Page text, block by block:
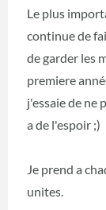
Le plus
continue de
de garder les
premiere
j'essaie de ne
a de l'espoir ;)
Je prend a
unites.